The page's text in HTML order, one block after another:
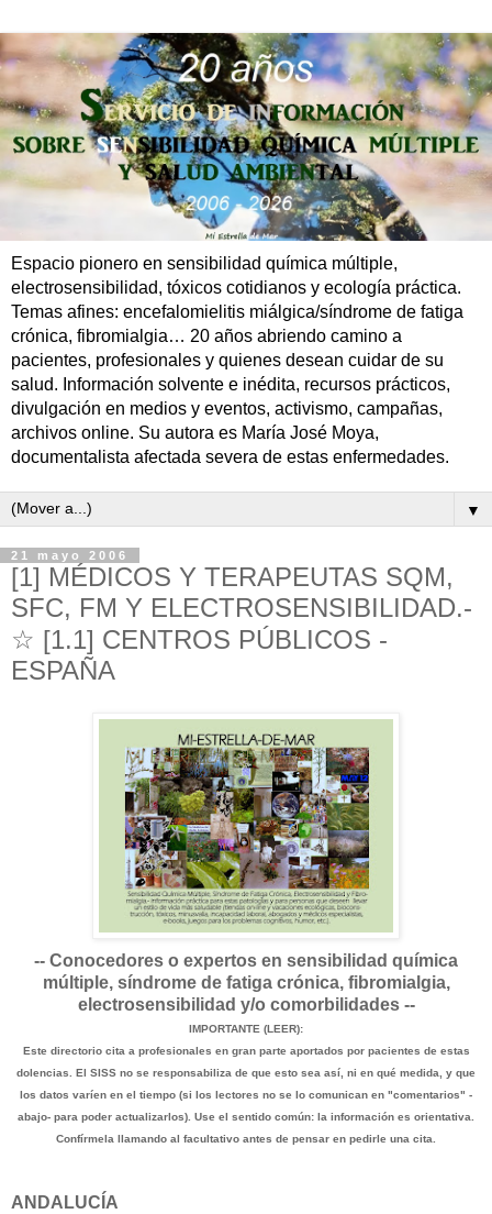
Espacio pionero en sensibilidad química múltiple,
electrosensibilidad, tóxicos cotidianos y ecología práctica.
Temas afines: encefalomielitis miálgica/síndrome de fatiga
crónica, fibromialgia… 20 años abriendo camino a
pacientes, profesionales y quienes desean cuidar de su
salud. Información solvente e inédita, recursos prácticos,
divulgación en medios y eventos, activismo, campañas,
archivos online. Su autora es María José Moya,
documentalista afectada severa de estas enfermedades.
▼
21 mayo 2006
[1] MÉDICOS Y TERAPEUTAS SQM,
SFC, FM Y ELECTROSENSIBILIDAD.-
☆ [1.1] CENTROS PÚBLICOS -
ESPAÑA
-- Conocedores o expertos en sensibilidad química
múltiple, síndrome de fatiga crónica, fibromialgia,
electrosensibilidad y/o comorbilidades --
IMPORTANTE (LEER):
Este directorio cita a profesionales en gran parte aportados por pacientes de estas
dolencias. El SISS no se responsabiliza de que esto sea así, ni en qué medida, y que
los datos varíen en el tiempo (si los lectores no se lo comunican en "comentarios" -
abajo- para poder actualizarlos). Use el sentido común: la información es orientativa.
Confírmela llamando al facultativo antes de pensar en pedirle una cita.
ANDALUCÍA